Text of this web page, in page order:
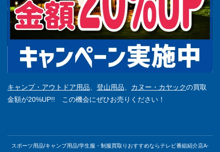
キャンプ・アウトドア用品 登山用品 カヌー・カヤックの買取
金額が20%UP!! この機会にぜひお売りください！
スポーツ用品/キャンプ用品/学生服・制服買取りおすすめならテレビ番組紹介店A-